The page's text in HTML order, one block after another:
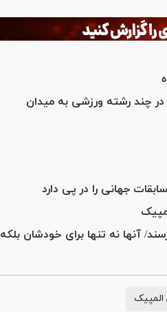
و در چند رشته ورزشی به میدان
جهانی را در پی دارد
آنها نه تنها برای خودشان بلکه
المپیک